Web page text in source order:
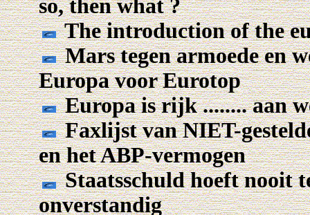
so, then what ?
The introduction of the
Mars tegen armoede en
Europa voor Eurotop
Europa is rijk ........ aan
Faxlijst van NIET-
en het ABP-vermogen
Staatsschuld hoeft nooit
onverstandig